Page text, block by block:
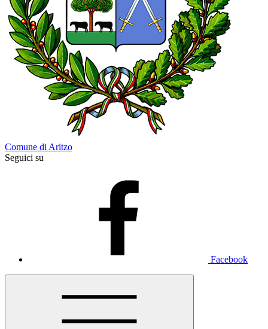
Comune di Aritzo
Seguici su
Facebook